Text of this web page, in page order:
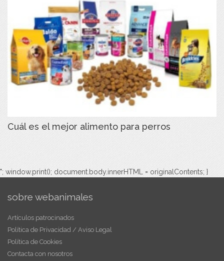
Cuál es el mejor alimento para perros
"; window.print(); document.body.innerHTML = originalContents; }
sobre webanimales
Artículos patrocinados
Política de Privacidad / Aviso Legal
Política de Cookies
Contacta con nosotros